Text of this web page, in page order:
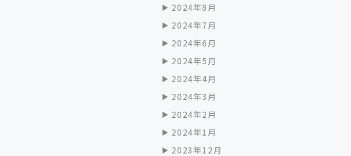
2024年8月
2024年7月
2024年6月
2024年5月
2024年4月
2024年3月
2024年2月
2024年1月
2023年12月